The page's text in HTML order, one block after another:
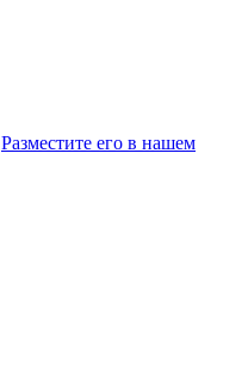
Разместите его в нашем